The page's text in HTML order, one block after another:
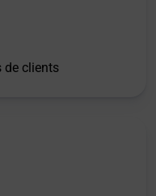
de clients